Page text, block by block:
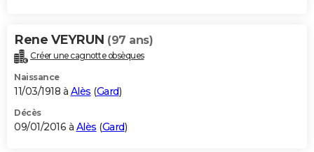
Rene VEYRUN (97 ans)
Créer une cagnotte obsèques
Naissance
11/03/1918 à Alès (Gard)
Décès
09/01/2016 à Alès (Gard)